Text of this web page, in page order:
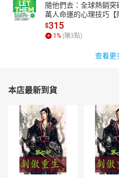
隨他們去：全球熱銷
萬人命運的心理技巧
書】
$315
1% (賺3點)
查看更
本店最新到貨